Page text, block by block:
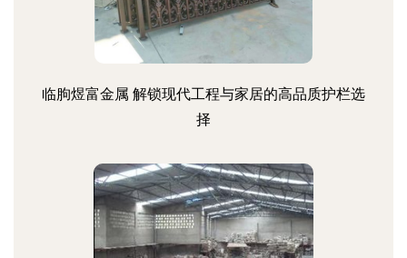
临朐煜富金属 解锁现代工程与家居的高品质护栏选
择